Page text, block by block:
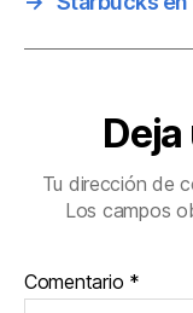
Tu dirección de
Los campos
Comentario *